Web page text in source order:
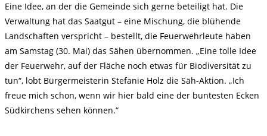
Eine Idee, an der die Gemeinde sich gerne beteiligt hat. Die
Verwaltung hat das Saatgut – eine Mischung, die blühende
Landschaften verspricht – bestellt, die Feuerwehrleute haben
am Samstag (30. Mai) das Sähen übernommen. „Eine tolle Idee
der Feuerwehr, auf der Fläche noch etwas für Biodiversität zu
tun“, lobt Bürgermeisterin Stefanie Holz die Säh-Aktion. „Ich
freue mich schon, wenn wir hier bald eine der buntesten Ecken
Südkirchens sehen können.“